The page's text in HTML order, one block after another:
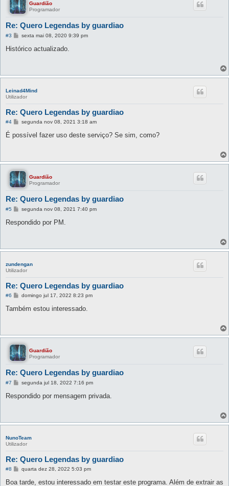
Guardião
Programador
Re: Quero Legendas by guardiao
#3
M
n
m
sexta mai 08, 2020 9:39 pm
Histórico actualizado.
Leinad4Mind
Utilizador
Re: Quero Legendas by guardiao
#4
M
n
m
segunda nov 08, 2021 3:18 am
É possível fazer uso deste serviço? Se sim, como?
Guardião
Programador
Re: Quero Legendas by guardiao
#5
M
n
m
segunda nov 08, 2021 7:40 pm
Respondido por PM.
zundengan
Utilizador
Re: Quero Legendas by guardiao
#6
M
n
m
domingo jul 17, 2022 8:23 pm
Também estou interessado.
Guardião
Programador
Re: Quero Legendas by guardiao
#7
M
n
m
segunda jul 18, 2022 7:16 pm
Respondido por mensagem privada.
NunoTeam
Utilizador
Re: Quero Legendas by guardiao
#8
M
n
quarta dez 28, 2022 5:03 pm
Boa tarde, estou interessado em testar este programa. Além de extrair as